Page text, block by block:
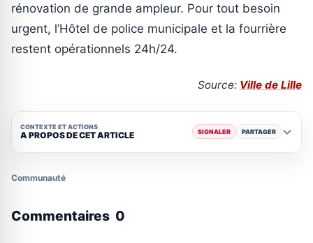
rénovation de grande ampleur. Pour tout besoin
urgent, l’Hôtel de police municipale et la fourrière
restent opérationnels 24h/24.
Source: Ville de Lille
CONTEXTE ET ACTIONS
A PROPOS DE CET ARTICLE SIGNALER PARTAGER
Communauté
Commentaires 0